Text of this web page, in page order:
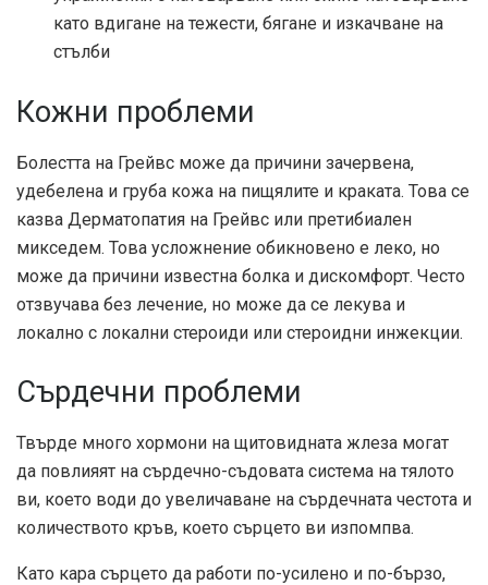
като вдигане на тежести, бягане и изкачване на
стълби
Кожни проблеми
Болестта на Грейвс може да причини зачервена,
удебелена и груба кожа на пищялите и краката. Това се
казва Дерматопатия на Грейвс или претибиален
микседем. Това усложнение обикновено е леко, но
може да причини известна болка и дискомфорт. Често
отзвучава без лечение, но може да се лекува и
локално с локални стероиди или стероидни инжекции.
Сърдечни проблеми
Твърде много хормони на щитовидната жлеза могат
да повлияят на сърдечно-съдовата система на тялото
ви, което води до увеличаване на сърдечната честота и
количеството кръв, което сърцето ви изпомпва.
Като кара сърцето да работи по-усилено и по-бързо,